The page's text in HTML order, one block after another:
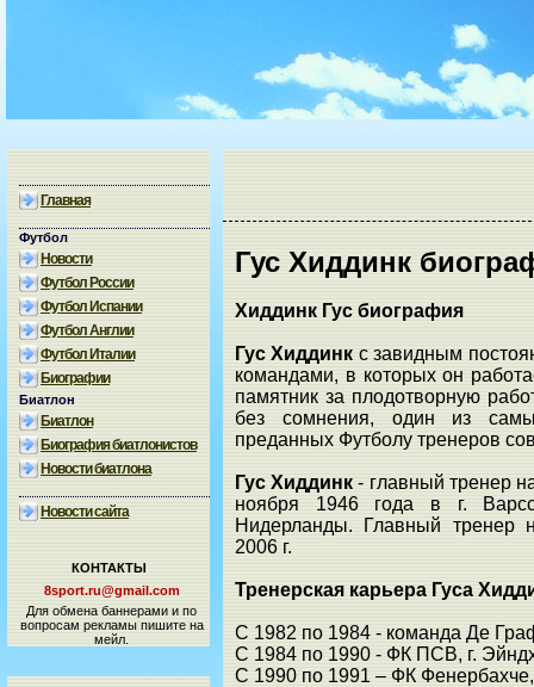
Главная
Футбол
Новости
Футбол России
Футбол Испании
Футбол Англии
Футбол Италии
Биографии
Биатлон
Биатлон
Биография биатлонистов
Новости биатлона
Новости сайта
КОНТАКТЫ
8sport.ru@gmail.com
Для обмена баннерами и по
вопросам рекламы пишите на
мейл.
Гус Хиддинк
Хиддинк Гус биография
Гус Хиддинк с завидным
командами, в которых он
памятник за плодотворную
без сомнения, один из
преданных Футболу тренеров
Гус Хиддинк - главный тренер
ноября 1946 года в г.
Нидерланды. Главный тренер
2006 г.
Тренерская карьера Гуса
С 1982 по 1984 - команда Де
С 1984 по 1990 - ФК ПСВ, г.
С 1990 по 1991 – ФК